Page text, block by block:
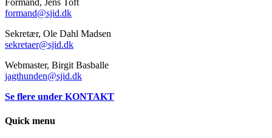
Formand, Jens Toft
formand@sjid.dk
Sekretær, Ole Dahl Madsen
sekretaer@sjid.dk
Webmaster, Birgit Basballe
jagthunden@sjid.dk
Se flere under KONTAKT
Quick menu